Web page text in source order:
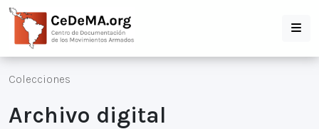
Colecciones
Archivo digital